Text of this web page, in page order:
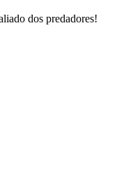
dos predadores!